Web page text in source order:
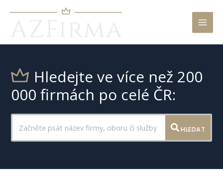
Hledejte ve více než 200
000 firmách po celé ČR:
HLEDAT